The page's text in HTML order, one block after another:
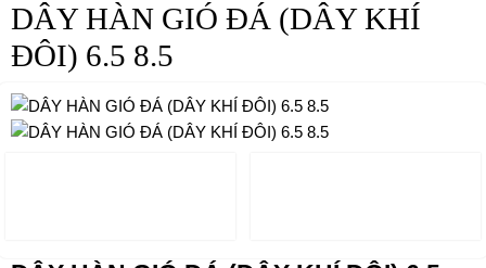
DÂY HÀN GIÓ ĐÁ (DÂY KHÍ
ĐÔI) 6.5 8.5